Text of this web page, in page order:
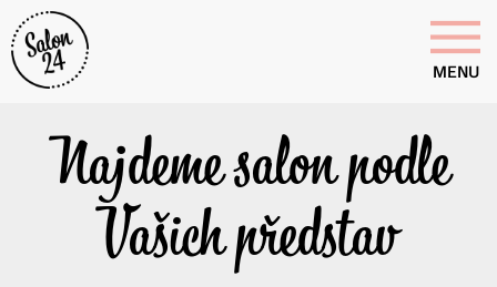
MENU
Najdeme salon podle
Vašich představ